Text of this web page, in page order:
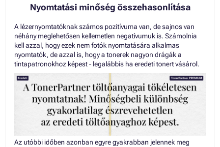
Nyomtatási minőség összehasonlítása
A lézernyomtatóknak számos pozitívuma van, de sajnos van
néhány meglehetősen kellemetlen negatívumuk is. Számolnia
kell azzal, hogy ezek nem fotók nyomtatására alkalmas
nyomtatók, de azzal is, hogy a tonerek nagyon drágák a
tintapatronokhoz képest - legalábbis ha eredeti tonert vásárol.
Az utóbbi időben azonban egyre gyakrabban jelennek meg